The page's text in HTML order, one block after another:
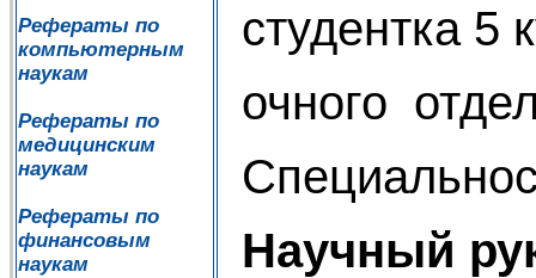
Рефераты по
компьютерным
наукам
Рефераты по
медицинским
наукам
Рефераты по
финансовым
наукам
студентка 5
Научный